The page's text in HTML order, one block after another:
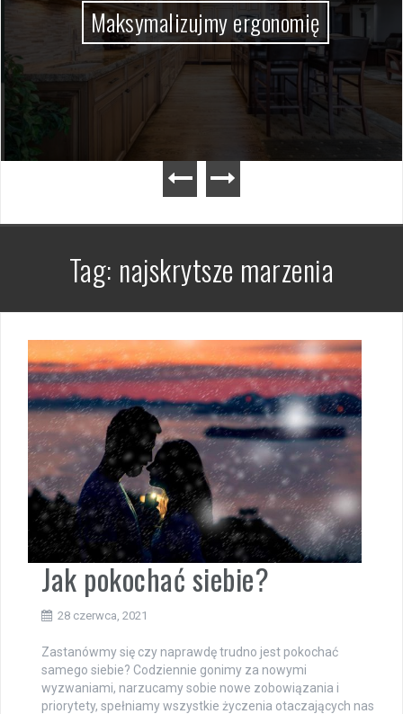
Maksymalizujmy ergonomię
Tag: najskrytsze marzenia
Jak pokochać siebie?
28 czerwca, 2021
Zastanówmy się czy naprawdę trudno jest pokochać
samego siebie? Codziennie gonimy za nowymi
wyzwaniami, narzucamy sobie nowe zobowiązania i
priorytety, spełniamy wszystkie życzenia otaczających nas